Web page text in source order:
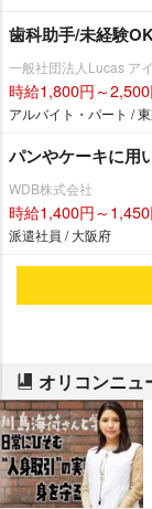
歯科助手/未経験
一般社団法人Lucas ア
時給1,800円～
アルバイト・パート /
パンやケーキに用
WDB株式会社
時給1,400円～
派遣社員 / 大阪府
オリコンニュ